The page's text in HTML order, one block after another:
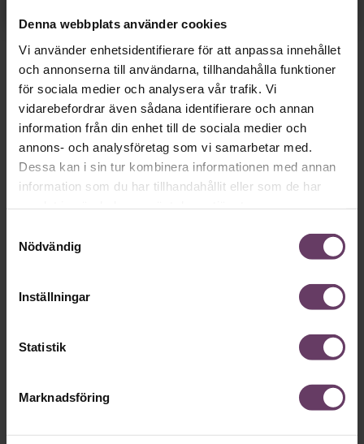
Denna webbplats använder cookies
Vi använder enhetsidentifierare för att anpassa innehållet
och annonserna till användarna, tillhandahålla funktioner
för sociala medier och analysera vår trafik. Vi
vidarebefordrar även sådana identifierare och annan
information från din enhet till de sociala medier och
annons- och analysföretag som vi samarbetar med.
Dessa kan i sin tur kombinera informationen med annan
information som du har tillhandahållit eller som de har
Nödvändig
Inställningar
Statistik
Marknadsföring
Delta i Chefbarometern 2026
Sex